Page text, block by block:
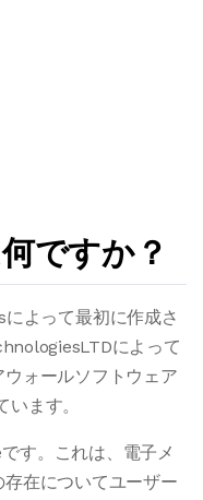
ですか？
よって最初に作成さ
によって
ォールソフトウェア
ます。
す。これは、電子メ
在についてユーザー